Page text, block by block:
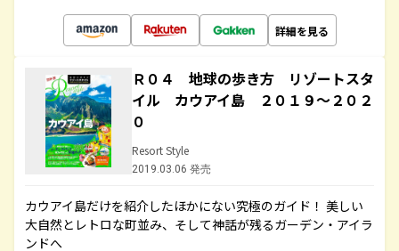
詳細を見る
Ｒ０４ 地球の歩き方 リゾートスタ
イル カウアイ島 ２０１９～２０２
０
Resort Style
2019.03.06 発売
カウアイ島だけを紹介したほかにない究極のガイド！ 美しい
大自然とレトロな町並み、そして神話が残るガーデン・アイラ
ンドへ